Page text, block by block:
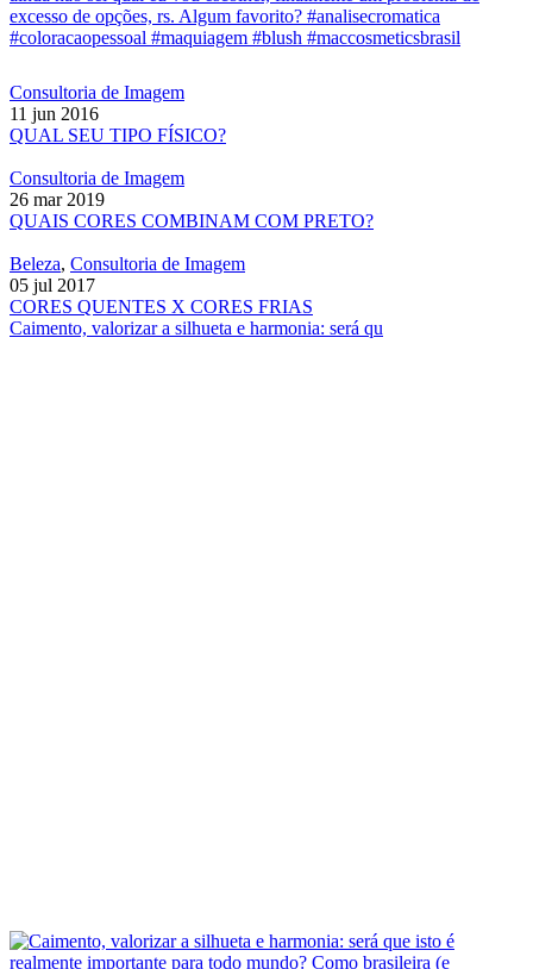
Consultoria de Imagem
11 jun 2016
QUAL SEU TIPO FÍSICO?
Consultoria de Imagem
26 mar 2019
QUAIS CORES COMBINAM COM PRETO?
Beleza, Consultoria de Imagem
05 jul 2017
CORES QUENTES X CORES FRIAS
Caimento, valorizar a silhueta e harmonia: será qu